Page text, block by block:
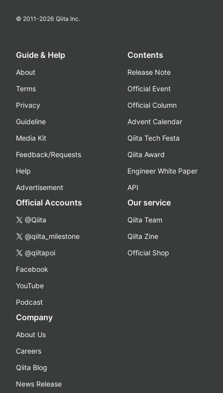
© 2011-2026 Qiita Inc.
Guide & Help
About
Terms
Privacy
Guideline
Media Kit
Feedback/Requests
Help
Advertisement
Contents
Release Note
Official Event
Official Column
Advent Calendar
Qiita Tech Festa
Qiita Award
Engineer White Paper
API
Official Accounts
@Qiita
@qiita_milestone
@qiitapoi
Facebook
YouTube
Podcast
Our service
Qiita Team
Qiita Zine
Official Shop
Company
About Us
Careers
Qiita Blog
News Release